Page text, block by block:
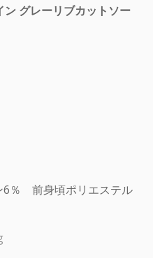
ン グレーリブカットソー
％ 前身頃ポリエステル